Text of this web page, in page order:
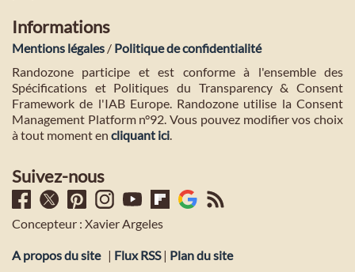
Informations
Mentions légales / Politique de confidentialité
Randozone participe et est conforme à l'ensemble des
Spécifications et Politiques du Transparency & Consent
Framework de l'IAB Europe. Randozone utilise la Consent
Management Platform n°92. Vous pouvez modifier vos choix
à tout moment en cliquant ici.
Suivez-nous
Concepteur : Xavier Argeles
A propos du site | Flux RSS| Plan du site